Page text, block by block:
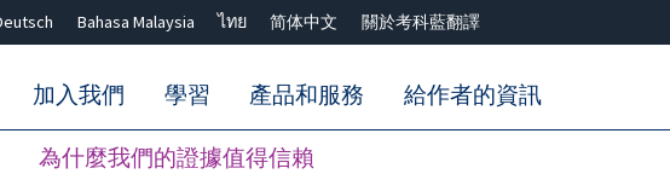
Bahasa Malaysia ไทย 简体中文 關於考科藍翻譯
為什麼我們的證據值得信賴
加入我們 學習 產品和服務 給作者的資訊